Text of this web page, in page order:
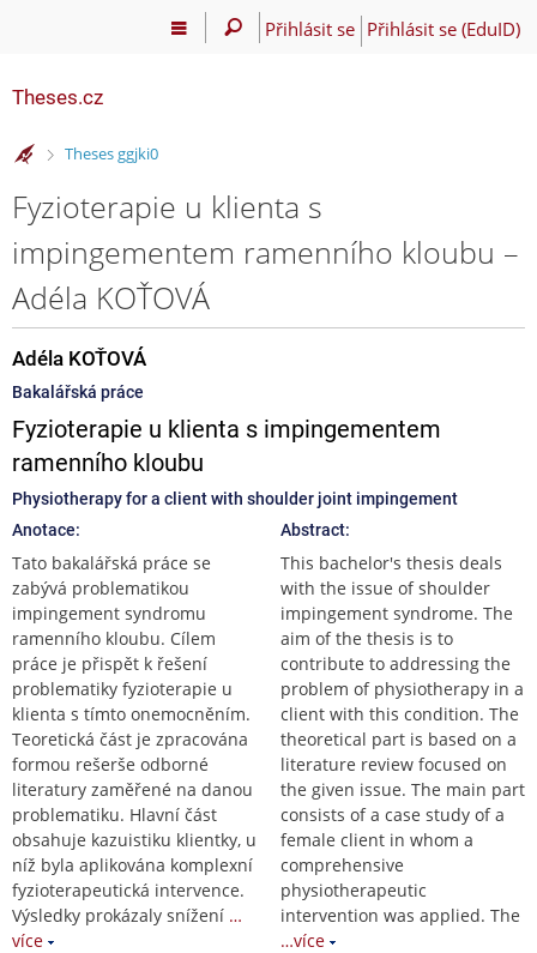
Přihlásit se Přihlásit se (EduID)
Theses.cz
>
Theses ggjki0
Fyzioterapie u klienta s
impingementem ramenního kloubu –
Adéla KOŤOVÁ
Adéla KOŤOVÁ
Bakalářská práce
Fyzioterapie u klienta s impingementem
ramenního kloubu
Physiotherapy for a client with shoulder joint impingement
Anotace:
Tato bakalářská práce se
zabývá problematikou
impingement syndromu
ramenního kloubu. Cílem
práce je přispět k řešení
problematiky fyzioterapie u
klienta s tímto onemocněním.
Teoretická část je zpracována
formou rešerše odborné
literatury zaměřené na danou
problematiku. Hlavní část
obsahuje kazuistiku klientky, u
níž byla aplikována komplexní
fyzioterapeutická intervence.
Výsledky prokázaly snížení …
více
Abstract:
This bachelor's thesis deals
with the issue of shoulder
impingement syndrome. The
aim of the thesis is to
contribute to addressing the
problem of physiotherapy in a
client with this condition. The
theoretical part is based on a
literature review focused on
the given issue. The main part
consists of a case study of a
female client in whom a
comprehensive
physiotherapeutic
intervention was applied. The
…více